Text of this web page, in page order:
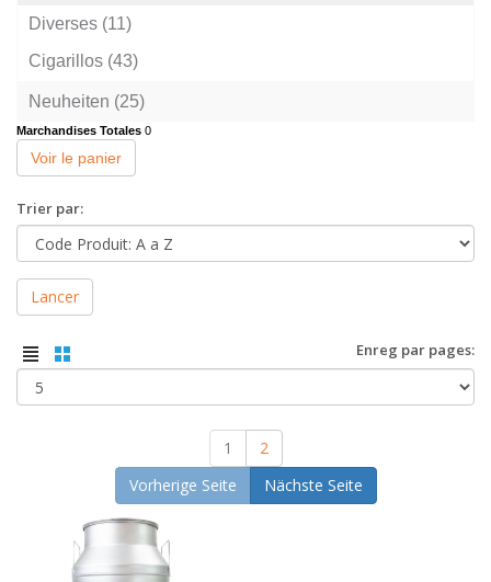
Diverses (11)
Cigarillos (43)
Neuheiten (25)
Marchandises Totales 0
Voir le panier
Trier par:
Lancer
Enreg par pages:
1
2
Vorherige Seite
Nächste Seite